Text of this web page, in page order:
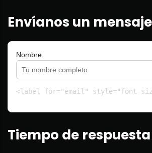
Envíanos un mensaje
Nombre
<label for="email" style="font-
Tiempo de respuesta